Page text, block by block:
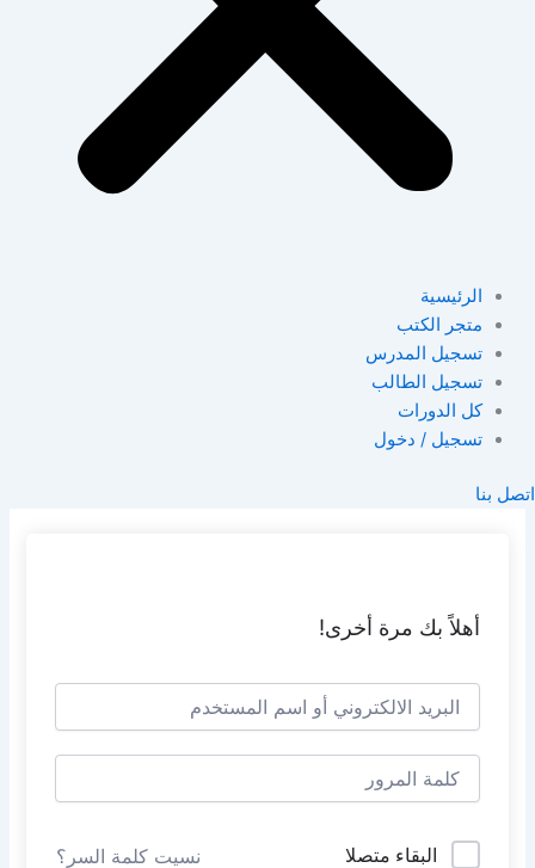
الرئيسية
متجر الكتب
تسجيل المدرس
تسجيل الطالب
كل الدورات
تسجيل / دخول
اتصل بنا
أهلاً بك مرة أخرى!
البقاء متصلا نسيت كلمة السر؟